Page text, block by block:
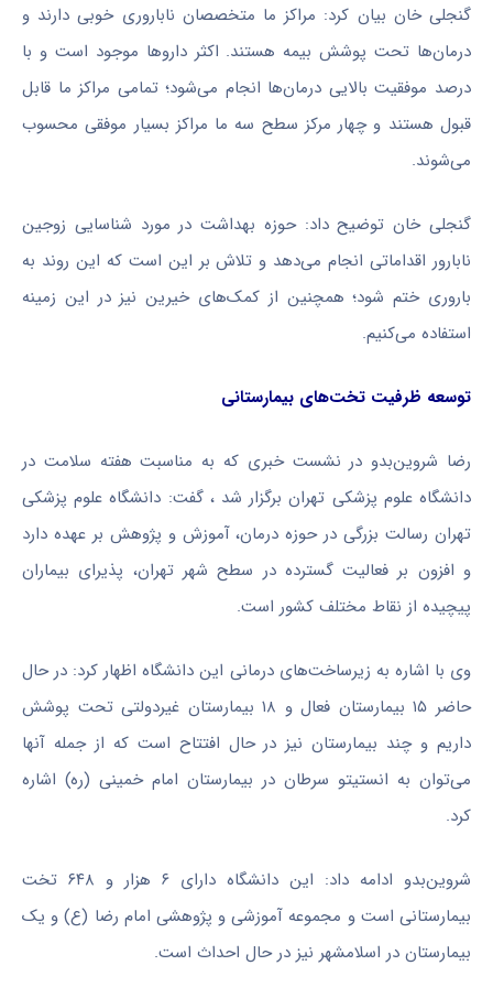
گنجلی خان بیان کرد: مراکز ما متخصصان ناباروری خوبی دارند و
درمان‌ها تحت پوشش بیمه هستند. اکثر داروها موجود است و با
درصد موفقیت بالایی درمان‌ها انجام می‌شود؛ تمامی مراکز ما قابل
قبول هستند و چهار مرکز سطح سه ما مراکز بسیار موفقی محسوب
می‌شوند.
گنجلی خان توضیح داد: حوزه بهداشت در مورد شناسایی زوجین
نابارور اقداماتی انجام می‌دهد و تلاش بر این است که این روند به
باروری ختم شود؛ همچنین از کمک‌های خیرین نیز در این زمینه
استفاده می‌کنیم.
توسعه ظرفیت تخت‌های بیمارستانی
رضا شروین‌بدو در نشست خبری که به مناسبت هفته سلامت در
دانشگاه علوم پزشکی تهران برگزار شد ، گفت: دانشگاه علوم پزشکی
تهران رسالت بزرگی در حوزه درمان، آموزش و پژوهش بر عهده دارد
و افزون بر فعالیت گسترده در سطح شهر تهران، پذیرای بیماران
پیچیده از نقاط مختلف کشور است.
وی با اشاره به زیرساخت‌های درمانی این دانشگاه اظهار کرد: در حال
حاضر ۱۵ بیمارستان فعال و ۱۸ بیمارستان غیردولتی تحت پوشش
داریم و چند بیمارستان نیز در حال افتتاح است که از جمله آنها
می‌توان به انستیتو سرطان در بیمارستان امام خمینی (ره) اشاره
کرد.
شروین‌بدو ادامه داد: این دانشگاه دارای ۶ هزار و ۶۴۸ تخت
بیمارستانی است و مجموعه آموزشی و پژوهشی امام رضا (ع) و یک
بیمارستان در اسلامشهر نیز در حال احداث است.